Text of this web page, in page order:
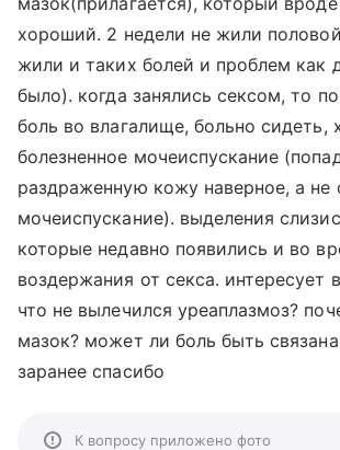
хороший. 2 недели не жили
жили и таких болей и проблем как
было). когда занялись сексом, то
боль во влагалище, больно сидеть,
болезненное мочеиспускание
раздраженную кожу наверное, а не
мочеиспускание). выделения
которые недавно появились и во
воздержания от секса. интересует
что не вылечился уреаплазмоз?
мазок? может ли боль быть
заранее спасибо
К вопросу приложено фото